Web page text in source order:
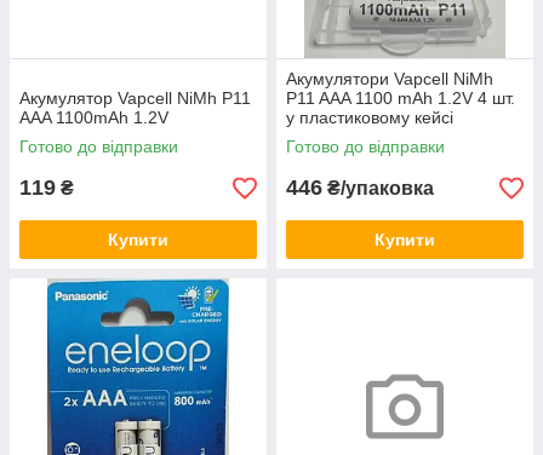
Акумулятор Vapcell NiMh P11
AAA 1100mAh 1.2V
Готово до відправки
119 ₴
Купити
Акумулятори Vapcell NiMh
P11 AAA 1100 mAh 1.2V 4 шт.
у пластиковому кейсі
Готово до відправки
446 ₴/упаковка
Купити